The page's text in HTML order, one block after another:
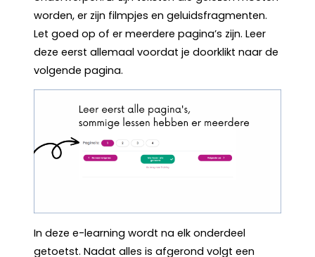
worden, er zijn filmpjes en geluidsfragmenten.
Let goed op of er meerdere pagina’s zijn. Leer
deze eerst allemaal voordat je doorklikt naar de
volgende pagina.
In deze e-learning wordt na elk onderdeel
getoetst. Nadat alles is afgerond volgt een